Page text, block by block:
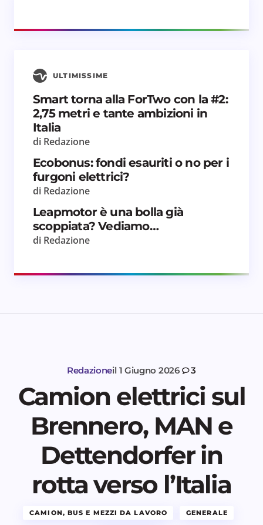
ULTIMISSIME
Smart torna alla ForTwo con la #2:
2,75 metri e tante ambizioni in
Italia
di Redazione
Ecobonus: fondi esauriti o no per i
furgoni elettrici?
di Redazione
Leapmotor è una bolla già
scoppiata? Vediamo…
di Redazione
Redazioneil 1 Giugno 2026 3
Camion elettrici sul
Brennero, MAN e
Dettendorfer in
rotta verso l’Italia
CAMION, BUS E MEZZI DA LAVORO GENERALE